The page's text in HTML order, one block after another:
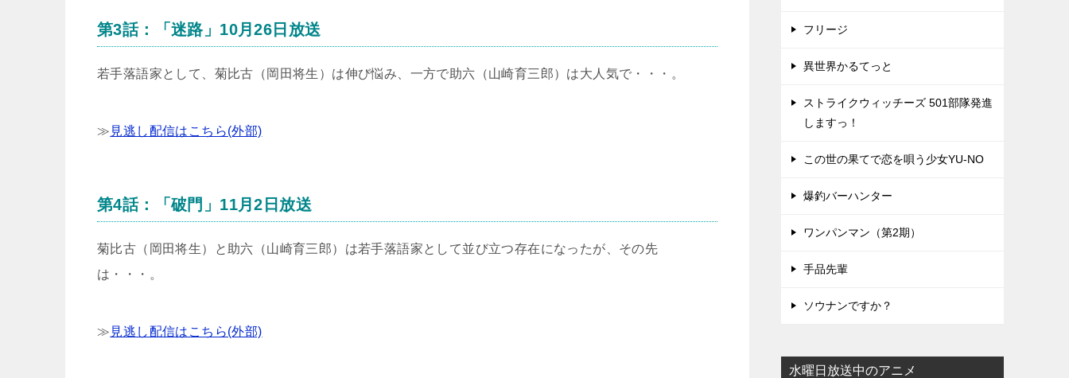
第3話：「迷路」10月26日放送
若手落語家として、菊比古（岡田将生）は伸び悩み、一方で助六（山崎育三郎）は大人気で・・・。
≫ 見逃し配信はこちら(外部)
第4話：「破門」11月2日放送
菊比古（岡田将生）と助六（山崎育三郎）は若手落語家として並び立つ存在になったが、その先
は・・・。
≫ 見逃し配信はこちら(外部)
フリージ
異世界かるてっと
ストライクウィッチーズ 501部隊発進
しますっ！
この世の果てで恋を唄う少女YU-NO
爆釣バーハンター
ワンパンマン（第2期）
手品先輩
ソウナンですか？
水曜日放送中のアニメ